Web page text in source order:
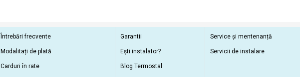
Întrebări frecvente
Modalitați de plată
Carduri în rate
Garantii
Ești instalator?
Blog Termostal
Service și mentenanță
Servicii de instalare